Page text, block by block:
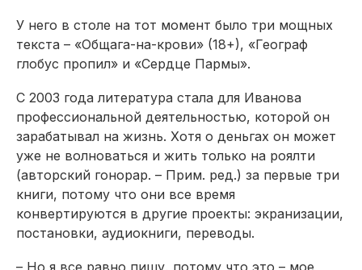
У него в столе на тот момент было три мощных
текста – «Общага-на-крови» (18+), «Географ
глобус пропил» и «Сердце Пармы».
С 2003 года литература стала для Иванова
профессиональной деятельностью, которой он
зарабатывал на жизнь. Хотя о деньгах он может
уже не волноваться и жить только на роялти
(авторский гонорар. – Прим. ред.) за первые три
книги, потому что они все время
конвертируются в другие проекты: экранизации,
постановки, аудиокниги, переводы.
– Но я все равно пишу, потому что это – мое